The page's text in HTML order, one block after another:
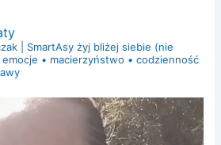
| SmartAsy żyj bliżej siebie (nie
emocje • macierzyństwo • codzienność